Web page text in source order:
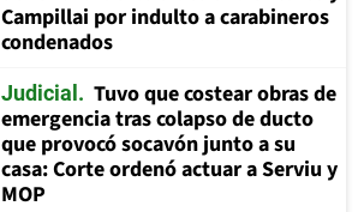
Campillai por indulto a carabineros
condenados
Judicial
Tuvo que costear obras de
emergencia tras colapso de ducto
que provocó socavón junto a su
casa: Corte ordenó actuar a Serviu y
MOP